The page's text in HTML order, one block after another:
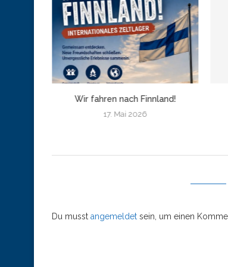
Wir fahren nach Finnland!
17. Mai 2026
Du musst angemeldet sein, um einen